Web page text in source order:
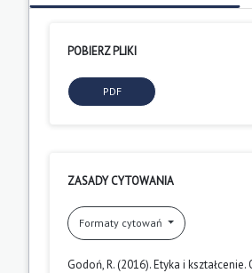
POBIERZ PLIKI
PDF
ZASADY CYTOWANIA
Formaty cytowań
Godoń, R. (2016). Etyka i